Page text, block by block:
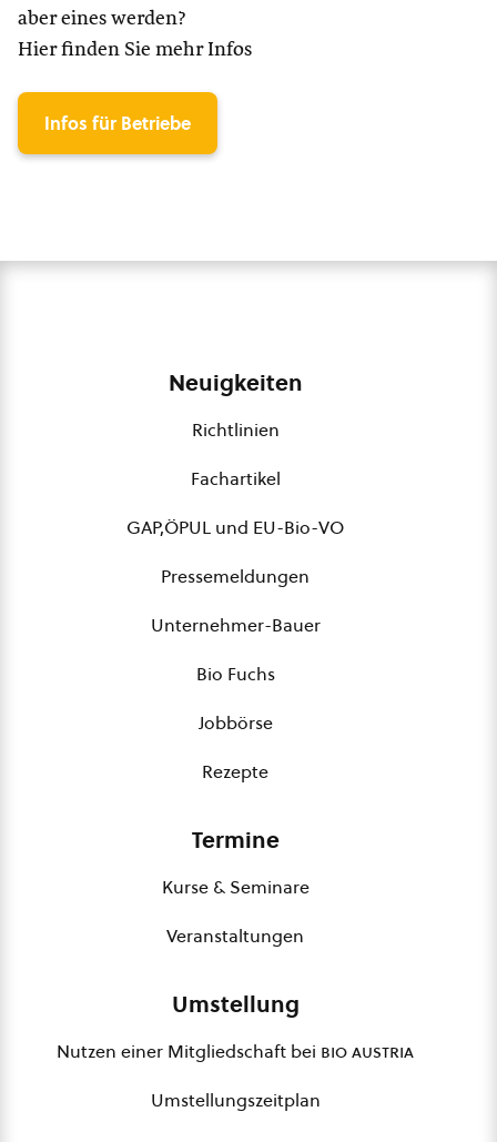
aber eines werden?
Hier finden Sie mehr Infos
Infos für Betriebe
Neuigkeiten
Richtlinien
Fachartikel
GAP,ÖPUL und EU-Bio-VO
Pressemeldungen
Unternehmer-Bauer
Bio Fuchs
Jobbörse
Rezepte
Termine
Kurse & Seminare
Veranstaltungen
Umstellung
Nutzen einer Mitgliedschaft bei bio austria
Umstellungszeitplan